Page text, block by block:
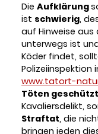
Die Aufklärung
ist schwierig,
auf Hinweise aus
unterwegs ist
Köder findet,
Polizeiinspektion
www.tatort-
Töten
Kavaliersdelikt,
Straftat, die
bringen jeden